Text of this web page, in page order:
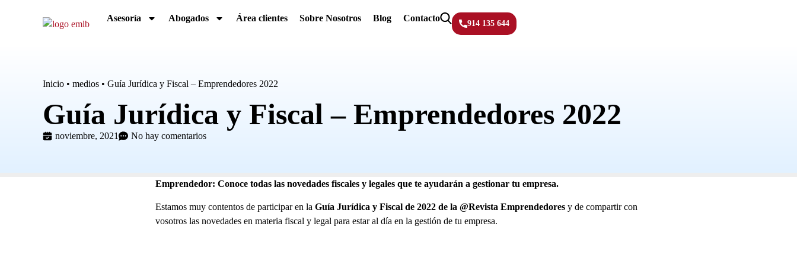
Asesoría Abogados Área clientes Sobre Nosotros Blog Contacto
914 135 644
Inicio • medios • Guía Jurídica y Fiscal – Emprendedores 2022
Guía Jurídica y Fiscal – Emprendedores 2022
noviembre, 2021 No hay comentarios
Emprendedor: Conoce todas las novedades fiscales y legales que te ayudarán a gestionar tu empresa.
Estamos muy contentos de participar en la Guía Jurídica y Fiscal de 2022 de la @Revista Emprendedores y de compartir con
vosotros las novedades en materia fiscal y legal para estar al día en la gestión de tu empresa.